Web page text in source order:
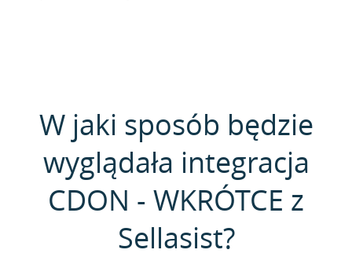
W jaki sposób będzie
wyglądała integracja
CDON - WKRÓTCE z
Sellasist?